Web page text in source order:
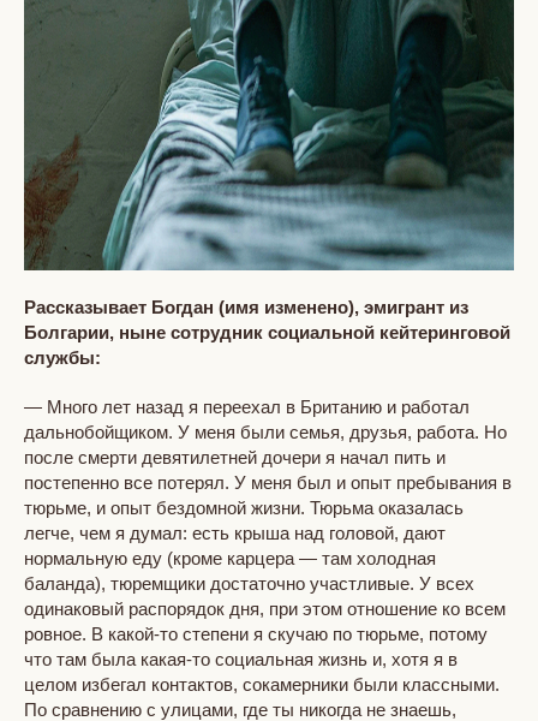
Рассказывает Богдан (имя изменено), эмигрант из
Болгарии, ныне сотрудник социальной кейтеринговой
службы:
— Много лет назад я переехал в Британию и работал
дальнобойщиком. У меня были семья, друзья, работа. Но
после смерти девятилетней дочери я начал пить и
постепенно все потерял. У меня был и опыт пребывания в
тюрьме, и опыт бездомной жизни. Тюрьма оказалась
легче, чем я думал: есть крыша над головой, дают
нормальную еду (кроме карцера — там холодная
баланда), тюремщики достаточно участливые. У всех
одинаковый распорядок дня, при этом отношение ко всем
ровное. В какой-то степени я скучаю по тюрьме, потому
что там была какая-то социальная жизнь и, хотя я в
целом избегал контактов, сокамерники были классными.
По сравнению с улицами, где ты никогда не знаешь,